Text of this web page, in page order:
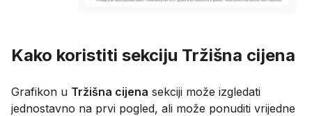
Kako koristiti sekciju Tržišna cijena
Grafikon u Tržišna cijena sekciji može izgledati
jednostavno na prvi pogled, ali može ponuditi vrijedne